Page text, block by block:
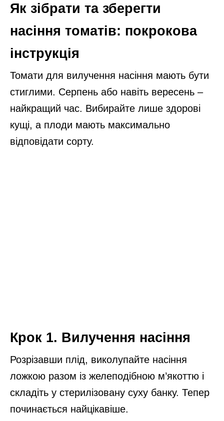
Як зібрати та зберегти
насіння томатів: покрокова
інструкція
Томати для вилучення насіння мають бути
стиглими. Серпень або навіть вересень –
найкращий час. Вибирайте лише здорові
кущі, а плоди мають максимально
відповідати сорту.
Крок 1. Вилучення насіння
Розрізавши плід, виколупайте насіння
ложкою разом із желеподібною м’якоттю і
складіть у стерилізовану суху банку. Тепер
починається найцікавіше.